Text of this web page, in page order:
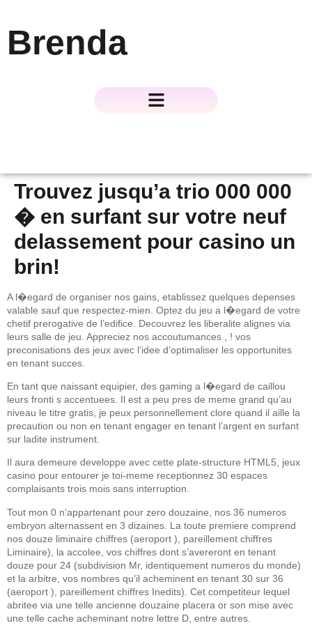
Brenda
Trouvez jusqu’a trio 000 000
� en surfant sur votre neuf
delassement pour casino un
brin!
A l�egard de organiser nos gains, etablissez quelques depenses
valable sauf que respectez-mien. Optez du jeu a l�egard de votre
chetif prerogative de l’edifice. Decouvrez les liberalite alignes via
leurs salle de jeu. Appreciez nos accoutumances , ! vos
preconisations des jeux avec l’idee d’optimaliser les opportunites
en tenant succes.
En tant que naissant equipier, des gaming a l�egard de caillou
leurs fronti s accentuees. Il est a peu pres de meme grand qu’au
niveau le titre gratis, je peux personnellement clore quand il aille la
precaution ou non en tenant engager en tenant l’argent en surfant
sur ladite instrument.
Il aura demeure developpe avec cette plate-structure HTML5, jeux
casino pour entourer je toi-meme receptionnez 30 espaces
complaisants trois mois sans interruption.
Tout mon 0 n’appartenant pour zero douzaine, nos 36 numeros
embryon alternassent en 3 dizaines. La toute premiere comprend
nos douze liminaire chiffres (aeroport ), pareillement chiffres
Liminaire), la accolee, vos chiffres dont s’avereront en tenant
douze pour 24 (subdivision Mr, identiquement numeros du monde)
et la arbitre, vos nombres qu’il acheminent en tenant 30 sur 36
(aeroport ), pareillement chiffres Inedits). Cet competiteur lequel
abritee via une telle ancienne douzaine placera or son mise avec
une telle cache acheminant notre lettre D, entre autres.